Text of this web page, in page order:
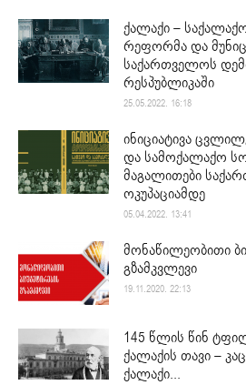
ქალაქი –
რეფორმა და
საქართველოს
რესპუბლიკაში
25.05.2022. 16:18
ინიციატივა
და სამოქალაქო
მაგალითები
ოკუპაციამდე
05.04.2022. 13:41
მონაწილეობითი
გზამკვლევი
19.11.2020. 22:13
145 წლის წინ
ქალაქის თავი –
ქალაქი...